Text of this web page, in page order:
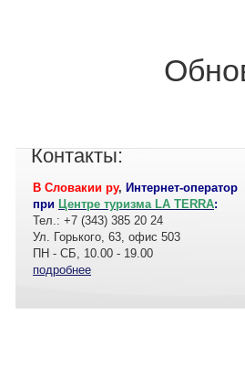
Контакты:
В Словакии ру, Интернет-оператор
при Центре туризма LA TERRA:
Тел.: +7 (343) 385 20 24
Ул. Горького, 63, офис 503
ПН - СБ, 10.00 - 19.00
подробнее